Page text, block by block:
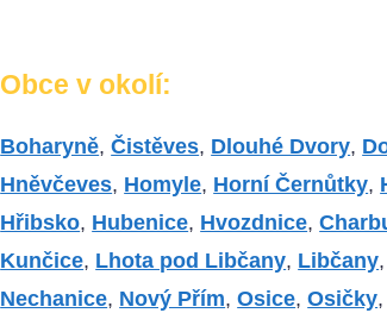
Obce v okolí:
Boharyně,Čistěves, Dlouhé Dvory,
Hněvčeves, Homyle, Horní Černůtky,
Hřibsko, Hubenice, Hvozdnice,
Kunčice, Lhota pod Libčany, Libčany,
Nechanice, Nový Přím,Osice,Osičky,